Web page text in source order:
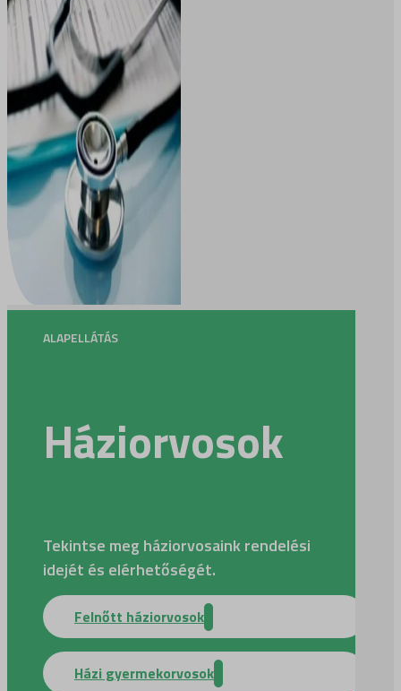
ALAPELLÁTÁS
Háziorvosok
Tekintse meg háziorvosaink rendelési
idejét és elérhetőségét.
Felnőtt háziorvosok
Házi gyermekorvosok